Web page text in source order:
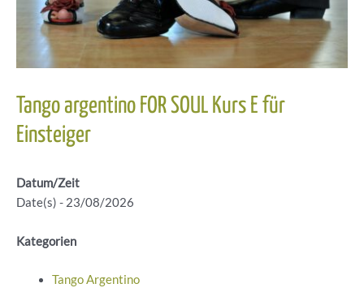
Tango argentino FOR SOUL Kurs E für
Einsteiger
Datum/Zeit
Date(s) - 23/08/2026
Kategorien
Tango Argentino